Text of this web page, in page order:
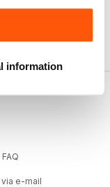
information
e-mail